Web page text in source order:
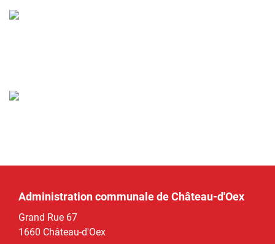
Administration communale de Château-d'Oex
Grand Rue 67
1660 Château-d'Oex